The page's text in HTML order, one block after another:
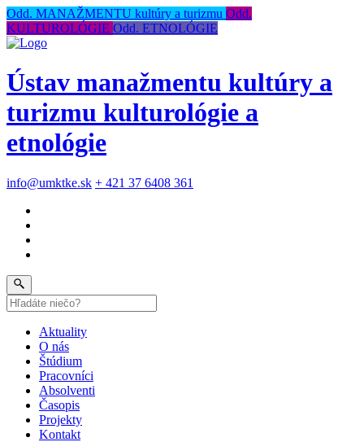
Odd. MANAŽMENTU kultúry a turizmu Odd.
KULTUROLÓGIE Odd. ETNOLÓGIE
Ústav manažmentu kultúry a
turizmu kulturológie a
etnológie
info@umktke.sk + 421 37 6408 361
Aktuality
O nás
Štúdium
Pracovníci
Absolventi
Časopis
Projekty
Kontakt